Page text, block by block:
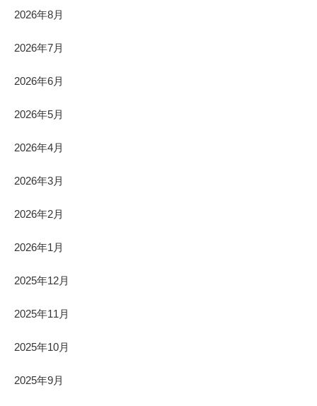
2026年8月
2026年7月
2026年6月
2026年5月
2026年4月
2026年3月
2026年2月
2026年1月
2025年12月
2025年11月
2025年10月
2025年9月